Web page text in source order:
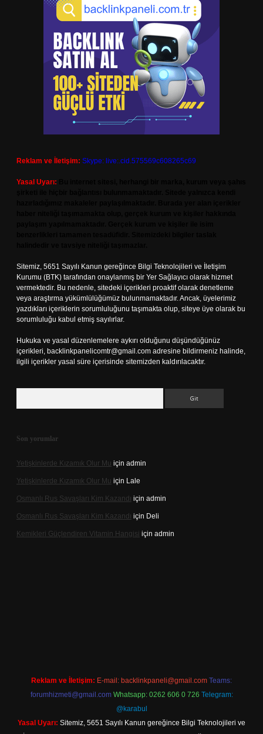
Reklam ve İletişim: Skype: live:.cid.575569c608265c69
Yasal Uyarı:
Sitemiz, 5651 Sayılı Kanun gereğince Bilgi Teknolojileri ve İletişim
Kurumu (BTK) tarafından onaylanmış bir Yer Sağlayıcı olarak hizmet
vermektedir. Bu nedenle, sitedeki içerikleri proaktif olarak denetleme
veya araştırma yükümlülüğümüz bulunmamaktadır. Ancak, üyelerimiz
yazdıkları içeriklerin sorumluluğunu taşımakta olup, siteye üye olarak bu
sorumluluğu kabul etmiş sayılırlar.
Hukuka ve yasal düzenlemelere aykırı olduğunu düşündüğünüz
içerikleri, backlinkpanelicomtr@gmail.com adresine bildirmeniz halinde,
ilgili içerikler yasal süre içerisinde sitemizden kaldırılacaktır.
Son yorumlar
Yetişkinlerde Kızamık Olur Mu için admin
Yetişkinlerde Kızamık Olur Mu için Lale
Osmanlı Rus Savaşları Kim Kazandı için admin
Osmanlı Rus Savaşları Kim Kazandı için Deli
Kemikleri Güçlendiren Vitamin Hangisi için admin
Reklam ve İletişim: E-mail: backlinkpaneli@gmail.com Teams:
forumhizmeti@gmail.com Whatsapp: 0262 606 0 726 Telegram:
@karabul
Yasal Uyarı: Sitemiz, 5651 Sayılı Kanun gereğince Bilgi Teknolojileri ve